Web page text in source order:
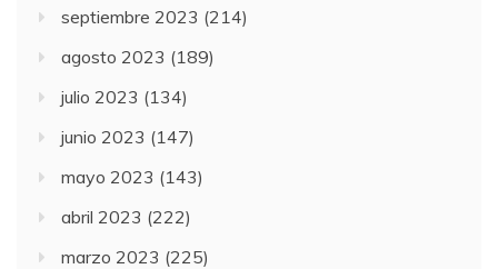
septiembre 2023 (214)
agosto 2023 (189)
julio 2023 (134)
junio 2023 (147)
mayo 2023 (143)
abril 2023 (222)
marzo 2023 (225)